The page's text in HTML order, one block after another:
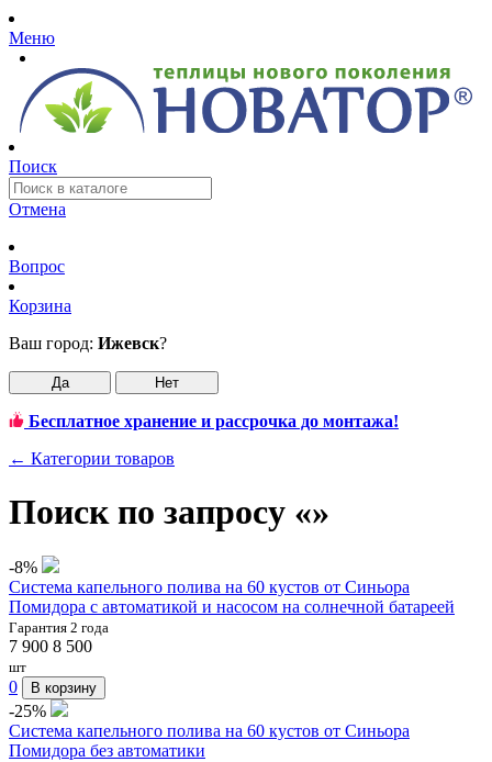
Меню
Поиск
Отмена
Вопрос
Корзина
Ваш город: Ижевск?
Да Нет
Бесплатное хранение и рассрочка до монтажа!
← Категории товаров
Поиск по запросу «»
-8%
Система капельного полива на 60 кустов от Синьора
Помидора с автоматикой и насосом на солнечной батареей
Гарантия 2 года
7 900 8 500
шт
0 В корзину
-25%
Система капельного полива на 60 кустов от Синьора
Помидора без автоматики